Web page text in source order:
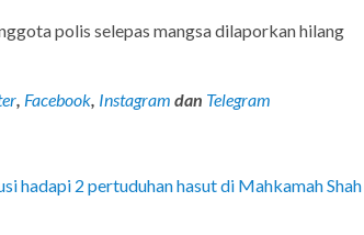
polis selepas mangsa dilaporkan hilang
, Facebook, Instagram dan Telegram
hadapi 2 pertuduhan hasut di Mahkamah Shah